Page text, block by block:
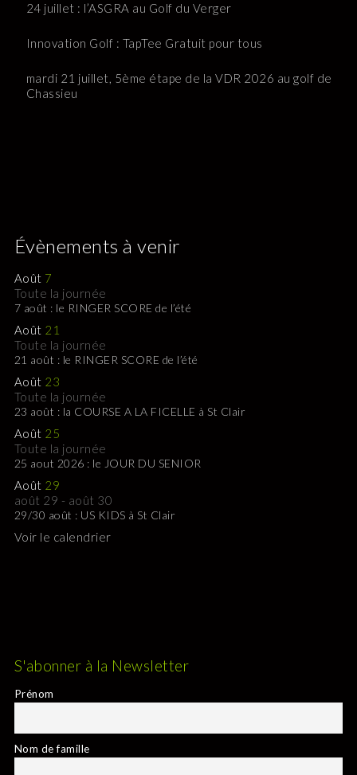
24 juillet : l’ASGRA au Golf du Verger
Innovation Golf : TapTee Gratuit pour tous
mardi 21 juillet, 5ème étape de la VDR 2026 au golf de
Chassieu
Évènements à venir
Août 7
Toute la journée
7 août : le RINGER SCORE de l’été
Août 21
Toute la journée
21 août : le RINGER SCORE de l’été
Août 23
Toute la journée
23 août : la COURSE A LA FICELLE à St Clair
Août 25
Toute la journée
25 aout 2026 : le JOUR DU SENIOR
Août 29
août 29 - août 30
29/30 août : US KIDS à St Clair
Voir le calendrier
S'abonner à la Newsletter
Prénom
Nom de famille